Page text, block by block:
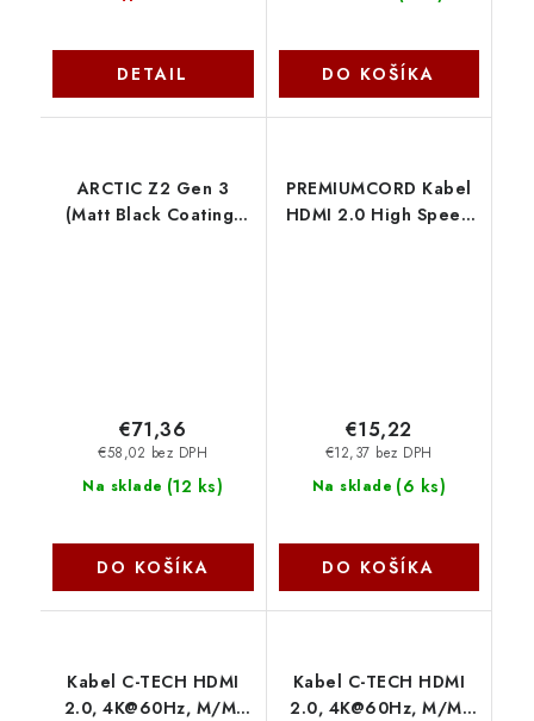
DETAIL DO KOŠÍKA
ARCTIC Z2 Gen 3
(Matt Black Coating)
Na sklade (12 ks)
€58,02 bez DPH
€71,36
DO KOŠÍKA
PREMIUMCORD Kabel
HDMI 2.0 High Speed
Na sklade (6 ks)
€12,37 bez DPH
€15,22
DO KOŠÍKA
Kabel C-TECH HDMI
2.0, 4K@60Hz, M/M,
Kabel C-TECH HDMI
2.0, 4K@60Hz, M/M,